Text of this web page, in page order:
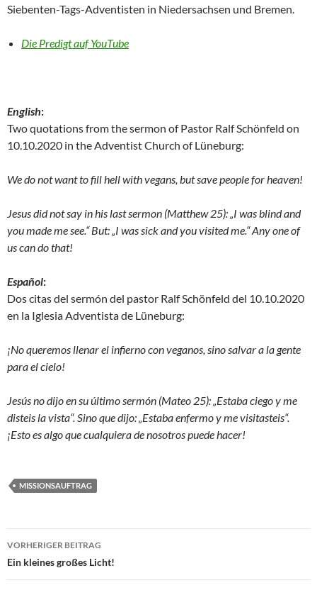
Siebenten-Tags-Adventisten in Niedersachsen und Bremen.
Die Predigt auf YouTube
English:
Two quotations from the sermon of Pastor Ralf Schönfeld on
10.10.2020 in the Adventist Church of Lüneburg:
We do not want to fill hell with vegans, but save people for heaven!
Jesus did not say in his last sermon (Matthew 25): „I was blind and
you made me see.“ But: „I was sick and you visited me.“ Any one of
us can do that!
Español:
Dos citas del sermón del pastor Ralf Schönfeld del 10.10.2020
en la Iglesia Adventista de Lüneburg:
¡No queremos llenar el infierno con veganos, sino salvar a la gente
para el cielo!
Jesús no dijo en su último sermón (Mateo 25): „Estaba ciego y me
disteis la vista“. Sino que dijo: „Estaba enfermo y me visitasteis“.
¡Esto es algo que cualquiera de nosotros puede hacer!
MISSIONSAUFTRAG
Beitragsnavigation
VORHERIGER BEITRAG
Ein kleines großes Licht!